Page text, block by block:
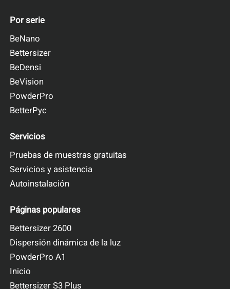
Por serie
BeNano
Bettersizer
BeDensi
BeVision
PowderPro
BetterPyc
Servicios
Pruebas de muestras gratuitas
Servicios y asistencia
Autoinstalación
Páginas populares
Bettersizer 2600
Dispersión dinámica de la luz
PowderPro A1
Inicio
Bettersizer S3 Plus